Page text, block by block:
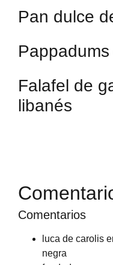
Pan dulce
Falafel de
libanés
Comentarios
luca de carolis
negra